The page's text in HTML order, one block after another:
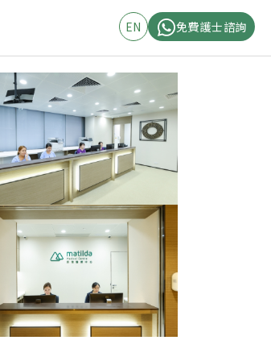
EN 免費護士諮詢